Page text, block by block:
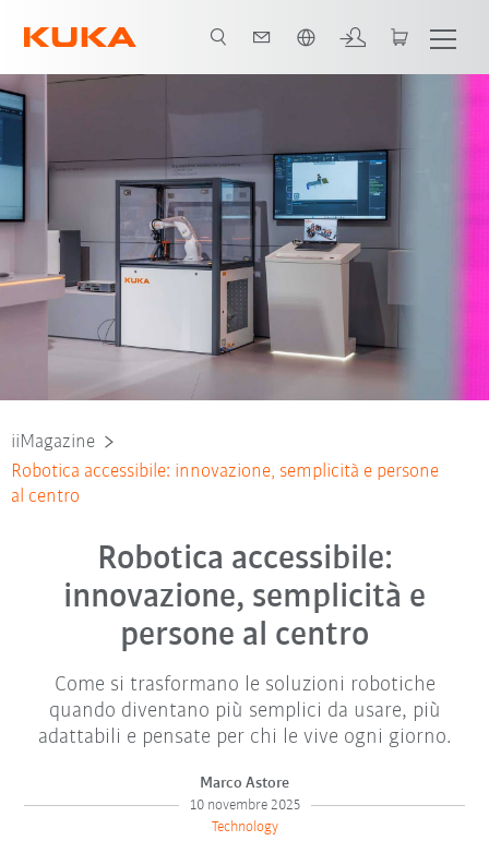
iiQKA.OS2 Robot AMR Conclusioni
iiMagazine
Robotica accessibile: innovazione, semplicità e persone
al centro
Robotica accessibile:
innovazione, semplicità e
persone al centro
Come si trasformano le soluzioni robotiche
quando diventano più semplici da usare, più
adattabili e pensate per chi le vive ogni giorno.
Marco Astore
10 novembre 2025
Technology